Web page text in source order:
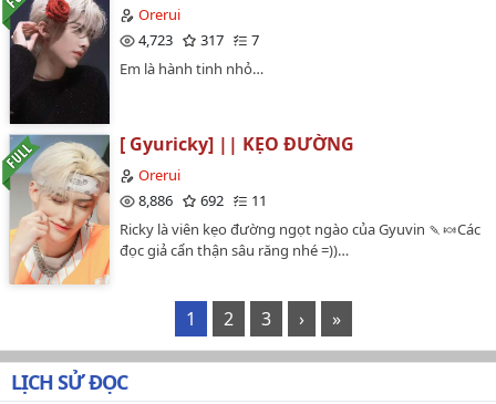
Orerui
4,723
317
7
Em là hành tinh nhỏ…
[ Gyuricky] || KẸO ĐƯỜNG
Orerui
8,886
692
11
Ricky là viên kẹo đường ngọt ngào của Gyuvin 🍡🍬Các
đọc giả cẩn thận sâu răng nhé =))…
1 2 3 › »
LỊCH SỬ ĐỌC